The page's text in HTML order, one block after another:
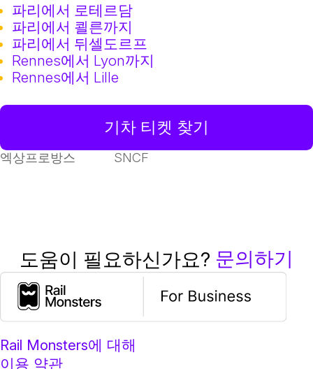
파리에서 로테르담
파리에서 쾰른까지
파리에서 뒤셀도르프
Rennes에서 Lyon까지
Rennes에서 Lille
기차 티켓 찾기
엑상프로방스 SNCF
도움이 필요하신가요? 문의하기
Rail Monsters에 대해
이용 약관